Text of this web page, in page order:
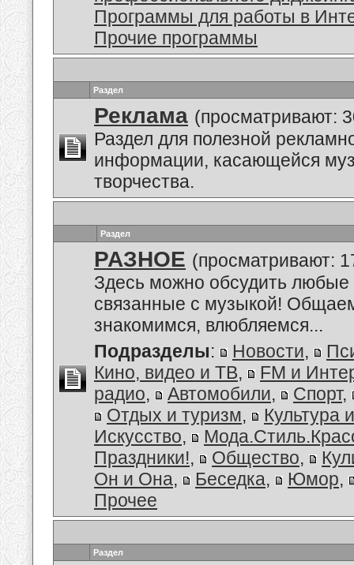
Программы для работы в
Прочие программы
Раздел
Реклама (просматривают:
Раздел для полезной
информации, касающейся
творчества.
Раздел
РАЗНОЕ (просматривают:
Здесь можно обсудить
связанные с музыкой!
знакомимся, влюбляемся...
Подразделы: Новости,
Кино, видео и ТВ,
FM и
радио, Автомобили, Спорт,
Отдых и туризм,
Культура и
Искусство,
Праздники!, Общество,
Он и Она, Беседка, Юмор,
Прочее
Раздел